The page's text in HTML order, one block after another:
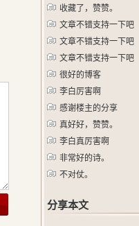
收藏了，赞赞。
文章不错支持一下吧
文章不错支持一下吧
文章不错支持一下吧
很好的博客
李白厉害啊
感谢楼主的分享
真好好，赞赞。
李白真厉害啊
非常好的诗。
不对仗。
分享本文